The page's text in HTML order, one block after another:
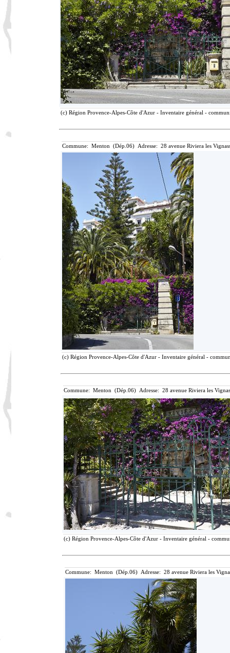
(c) Région Provence-Alpes-Côte d'Azur - Inventaire général -
Commune: Menton (Dép.06) Adresse: 28 avenue Riviera les
(c) Région Provence-Alpes-Côte d'Azur - Inventaire général -
Commune: Menton (Dép.06) Adresse: 28 avenue Riviera les
(c) Région Provence-Alpes-Côte d'Azur - Inventaire général -
Commune: Menton (Dép.06) Adresse: 28 avenue Riviera les